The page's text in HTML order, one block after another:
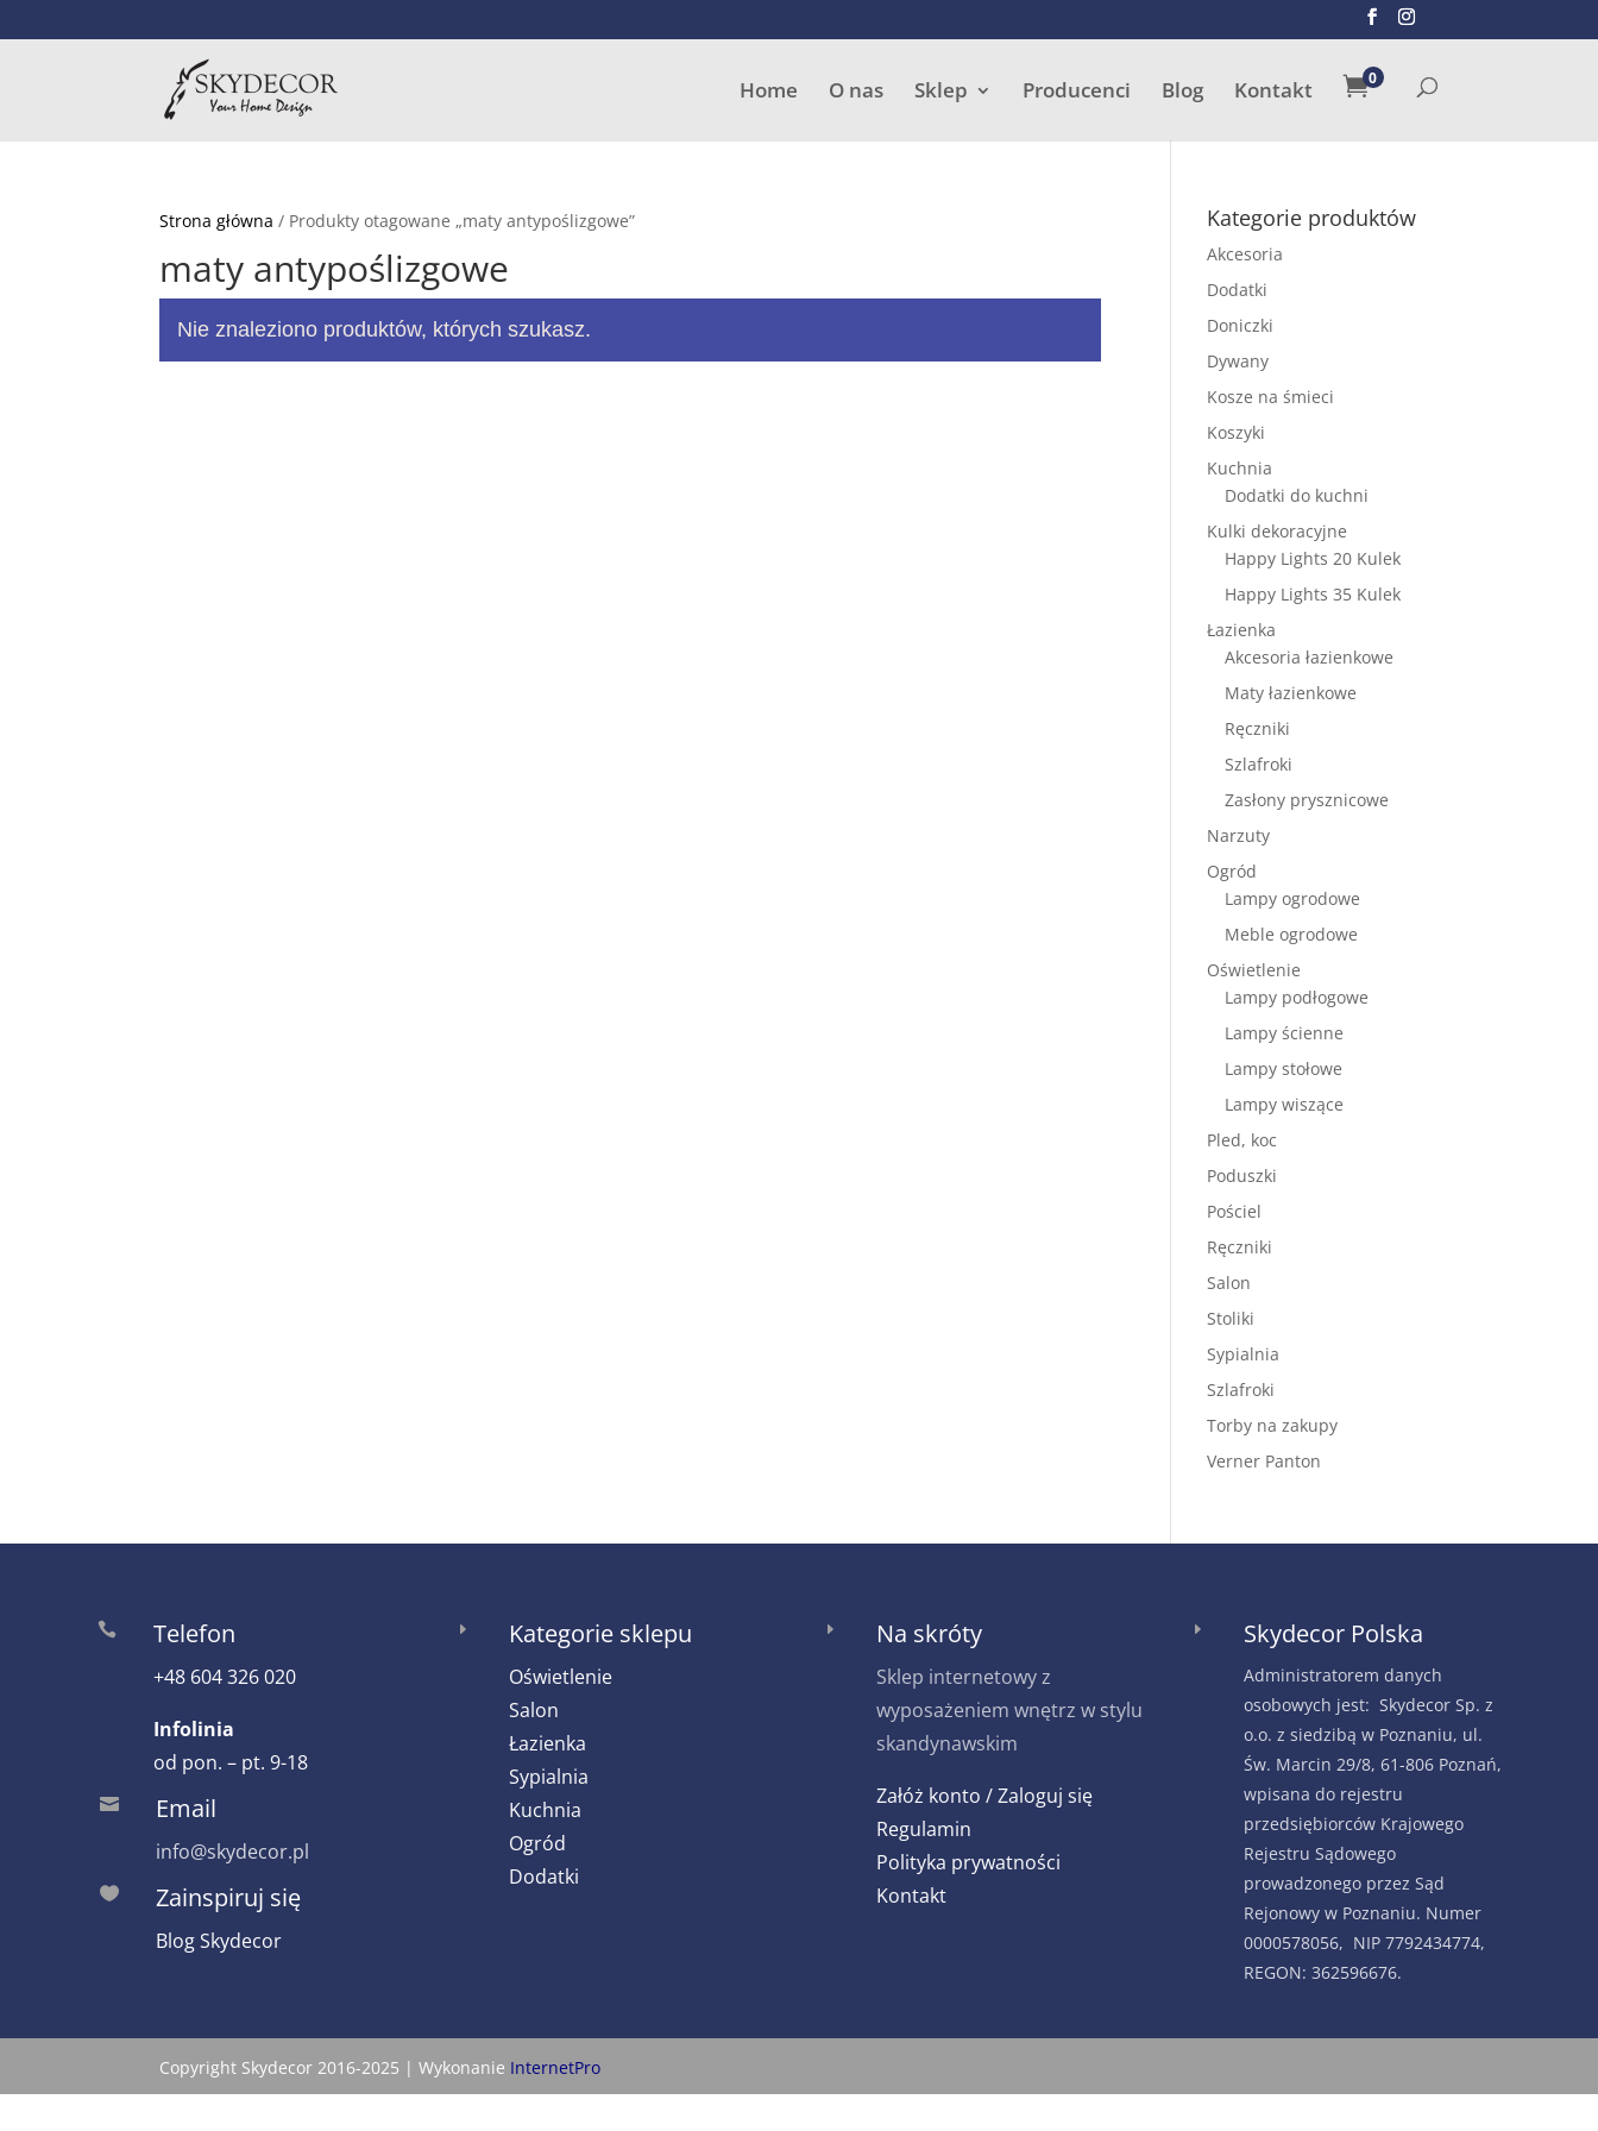
Home O nas Sklep Producenci Blog Kontakt 0
Wyszukiwarka
Strona główna / Produkty otagowane „maty antypoślizgowe”
maty antypoślizgowe
Nie znaleziono produktów, których szukasz.
Kategorie produktów
Akcesoria
Dodatki
Doniczki
Dywany
Kosze na śmieci
Koszyki
Kuchnia
Dodatki do kuchni
Kulki dekoracyjne
Happy Lights 20 Kulek
Happy Lights 35 Kulek
Łazienka
Akcesoria łazienkowe
Maty łazienkowe
Ręczniki
Szlafroki
Zasłony prysznicowe
Narzuty
Ogród
Lampy ogrodowe
Meble ogrodowe
Oświetlenie
Lampy podłogowe
Lampy ścienne
Lampy stołowe
Lampy wiszące
Pled, koc
Poduszki
Pościel
Ręczniki
Salon
Stoliki
Sypialnia
Szlafroki
Torby na zakupy
Verner Panton
 Telefon
+48 604 326 020
Infolinia
od pon. – pt. 9-18
 Email
info@skydecor.pl
 Zainspiruj się
Blog Skydecor
E Kategorie sklepu
Oświetlenie
Salon
Łazienka
Sypialnia
Kuchnia
Ogród
Dodatki
E Na skróty
Sklep internetowy z
wyposażeniem wnętrz w stylu
skandynawskim
Załóż konto / Zaloguj się
Regulamin
Polityka prywatności
Kontakt
E Skydecor Polska
Administratorem danych
osobowych jest: Skydecor Sp. z
o.o. z siedzibą w Poznaniu, ul.
Św. Marcin 29/8, 61-806 Poznań,
wpisana do rejestru
przedsiębiorców Krajowego
Rejestru Sądowego
prowadzonego przez Sąd
Rejonowy w Poznaniu. Numer
0000578056, NIP 7792434774,
REGON: 362596676.
Copyright Skydecor 2016-2025 | Wykonanie InternetPro